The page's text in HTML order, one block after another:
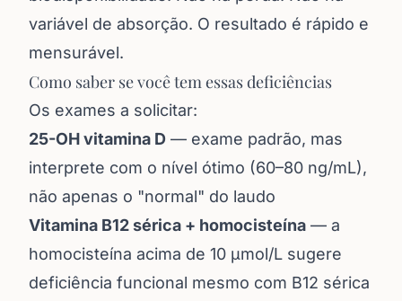
variável de absorção. O resultado é rápido e
mensurável.
Como saber se você tem essas deficiências
Os exames a solicitar:
25-OH vitamina D — exame padrão, mas
interprete com o nível ótimo (60–80 ng/mL),
não apenas o "normal" do laudo
Vitamina B12 sérica + homocisteína — a
homocisteína acima de 10 µmol/L sugere
deficiência funcional mesmo com B12 sérica